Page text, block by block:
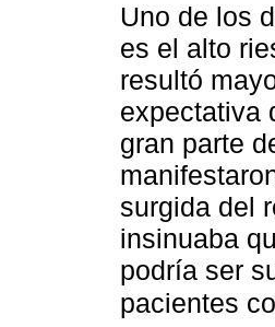
Uno de los
es el alto
resultó
expectativa
gran parte
surgida del
insinuaba
podría ser
pacientes